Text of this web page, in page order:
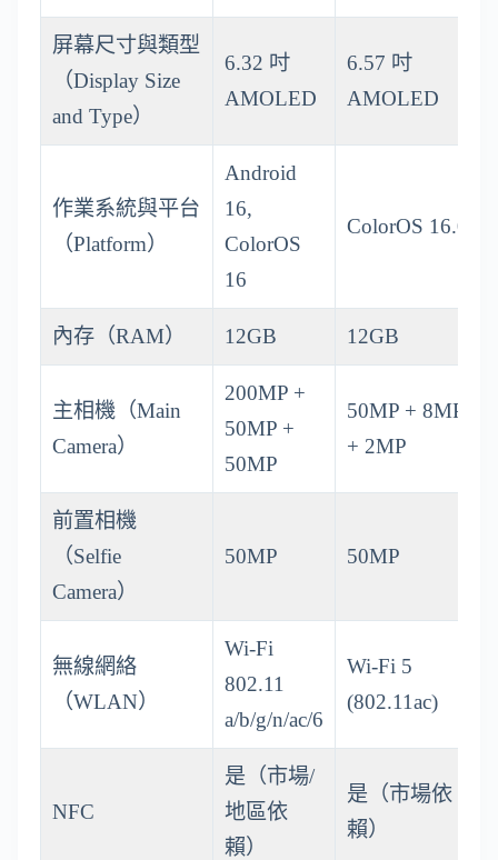
屏幕尺寸與類型
（Display Size
and Type）
6.32 吋
AMOLED
6.57 吋
AMOLED
作業系統與平台
（Platform）
Android
16,
ColorOS
16
ColorOS 16.0
內存（RAM） 12GB 12GB
主相機（Main
Camera）
200MP +
50MP +
50MP
50MP + 8MP
+ 2MP
前置相機
（Selfie
Camera）
50MP 50MP
無線網絡
（WLAN）
Wi-Fi
802.11
a/b/g/n/ac/6
Wi-Fi 5
(802.11ac)
NFC
是（市場/
地區依
賴）
是（市場依
賴）